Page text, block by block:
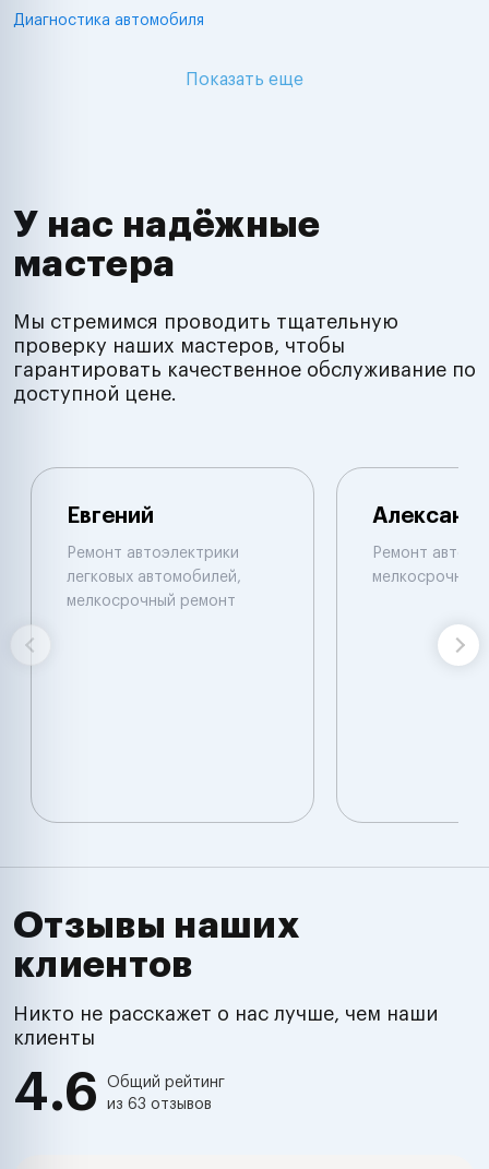
Диагностика автомобиля
Показать еще
У нас надёжные
мастера
Мы стремимся проводить тщательную
проверку наших мастеров, чтобы
гарантировать качественное обслуживание по
доступной цене.
Евгений
Ремонт автоэлектрики
легковых автомобилей,
мелкосрочный ремонт
Ремонт
мелкосрочный
Отзывы наших
клиентов
Никто не расскажет о нас лучше, чем наши
клиенты
4.6
Общий рейтинг
из 63 отзывов